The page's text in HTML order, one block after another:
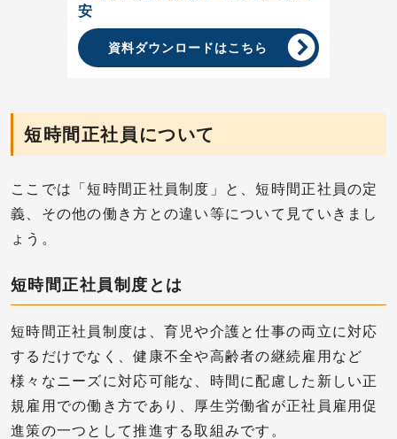
安
資料ダウンロードはこちら
短時間正社員について
ここでは「短時間正社員制度」と、短時間正社員の定
義、その他の働き方との違い等について見ていきまし
ょう。
短時間正社員制度とは
短時間正社員制度は、育児や介護と仕事の両立に対応
するだけでなく、健康不全や高齢者の継続雇用など
様々なニーズに対応可能な、時間に配慮した新しい正
規雇用での働き方であり、厚生労働省が正社員雇用促
進策の一つとして推進する取組みです。